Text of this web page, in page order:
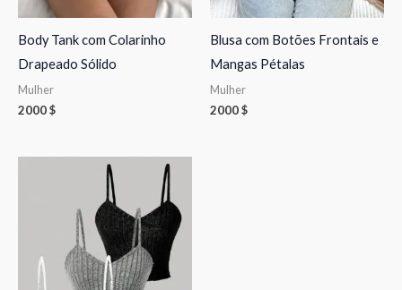
Body Tank com Colarinho
Drapeado Sólido
Mulher
2000$
Blusa com Botões Frontais e
Mangas Pétalas
Mulher
2000$